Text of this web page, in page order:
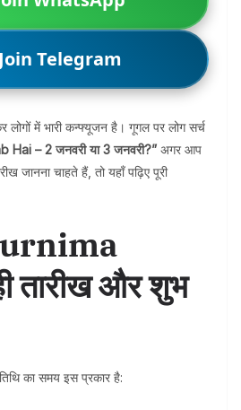
Join Telegram
लोगों में भारी कन्फ्यूजन है। गूगल पर लोग सर्च
Hai – 2 जनवरी या 3 जनवरी?” अगर आप
जानना चाहते हैं, तो यहाँ पढ़िए पूरी
तारीख और शुभ
का समय इस प्रकार है: